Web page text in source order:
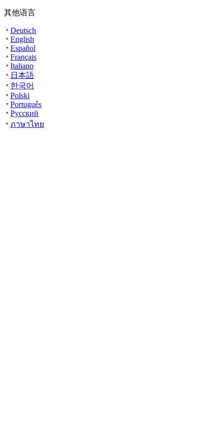
其他语言
Deutsch
English
Español
Français
Italiano
日本語
한국어
Polski
Português
Русский
ภาษาไทย